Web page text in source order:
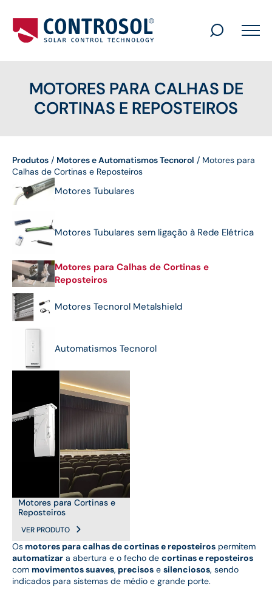
MOTORES PARA CALHAS DE
CORTINAS E REPOSTEIROS
Produtos / Motores e Automatismos Tecnorol / Motores para
Calhas de Cortinas e Reposteiros
Os motores para calhas de cortinas e reposteiros permitem
automatizar a abertura e o fecho de cortinas e reposteiros
com movimentos suaves, precisos e silenciosos, sendo
indicados para sistemas de médio e grande porte.
Motores Tubulares
Motores Tubulares sem ligação à Rede Elétrica
Motores para Calhas de Cortinas e
Reposteiros
Motores Tecnorol Metalshield
Automatismos Tecnorol
Motores para Cortinas e
Reposteiros
VER PRODUTO